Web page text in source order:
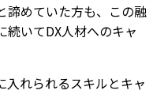
諦めていた方も、この融
いてDX人材へのキャ
入れられるスキルとキャ